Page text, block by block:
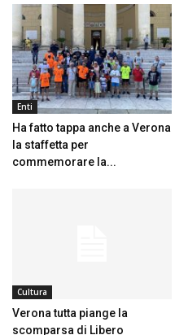
Enti
Ha fatto tappa anche a Verona
la staffetta per
commemorare la...
Cultura
Verona tutta piange la
scomparsa di Libero